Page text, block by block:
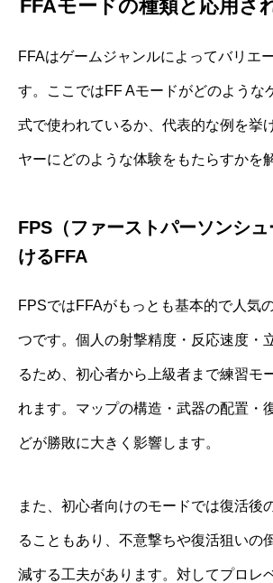
FFAモードの種類と応用さ
FFAはゲームジャンルによってバリエ
す。ここではFF Aモードがどのような
式で使われているか、代表的な例を挙
ヤーにどのような体験をもたらすかを
FPS（ファーストパーソンシ
けるFFA
FPSではFFAがもっとも基本的で人気
つです。個人の射撃精度・反応速度・
るため、初心者から上級者まで練習モ
れます。マップの構造・武器の配置・
どが勝敗に大きく影響します。
また、初心者向けのモードでは復活後
ることもあり、不意撃ちや復活狙いの
減する工夫があります。対してプロレ